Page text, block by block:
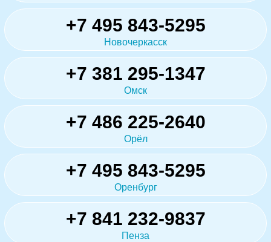
+7 495 843-5295
Новочеркасск
+7 381 295-1347
Омск
+7 486 225-2640
Орёл
+7 495 843-5295
Оренбург
+7 841 232-9837
Пенза